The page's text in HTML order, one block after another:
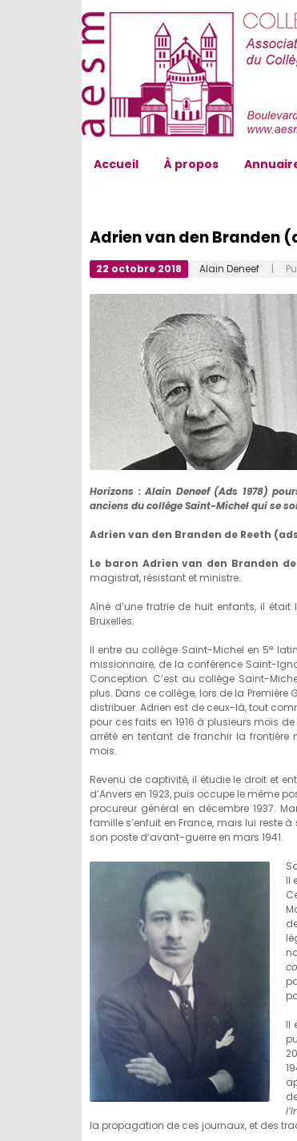
Accueil À propos
Adrien van den Branden
22 octobre 2018 Alain Deneef |
Horizons : Alain Deneef (Ads 1978)
anciens du collège Saint-Michel qui se
Adrien van den Branden de Reeth
Le baron Adrien van den Branden de
magistrat, résistant et ministre.
Aîné d’une fratrie de huit enfants, il
Bruxelles.
Il entre au collège Saint-Michel en 5e
missionnaire, de la conférence Saint-
Conception. C’est au collège Saint-
plus. Dans ce collège, lors de la
distribuer. Adrien est de ceux-là, tout
pour ces faits en 1916 à plusieurs mois
arrêté en tentant de franchir la
mois.
Revenu de captivité, il étudie le droit et
d’Anvers en 1923, puis occupe le même
procureur général en décembre 1937.
famille s’enfuit en France, mais lui reste
son poste d’avant-guerre en mars 1941.
Il
Il
la propagation de ces journaux, et des